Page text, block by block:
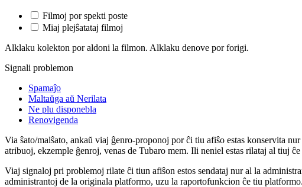
Filmoj por spekti poste
Miaj plejŝatataj filmoj
Alklaku kolekton por aldoni la filmon. Alklaku denove por forigi.
Signali problemon
Spamaĵo
Maltaŭga aŭ Nerilata
Ne plu disponebla
Renovigenda
Via ŝato/malŝato, ankaŭ viaj ĝenro-proponoj por ĉi tiu afiŝo estas konservita
atribuoj, ekzemple ĝenroj, venas de Tubaro mem. Ili neniel estas rilataj al tiuj
Viaj signaloj pri problemoj rilate ĉi tiun afiŝon estos sendataj nur al la
administrantoj de la originala platformo, uzu la raportofunkcion ĉe tiu platformo.